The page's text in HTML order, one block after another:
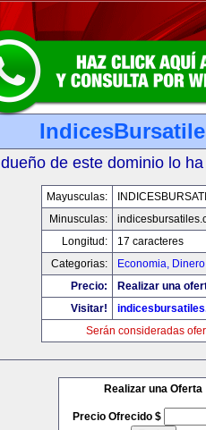
de este dominio lo
Mayusculas:
Minusculas:
Longitud:
17 caracteres
Categorias:
Economia,
Precio:
Realizar una
Visitar!
Serán consideradas
Realizar una Oferta
Precio Ofrecido $